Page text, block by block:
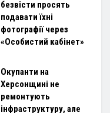
безвісти просять
подавати їхні
фотографії через
«Особистий кабінет»
Окупанти на
Херсонщині не
ремонтують
інфраструктуру, але